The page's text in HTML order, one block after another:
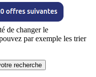
de changer le
par exemple les trier
recherche